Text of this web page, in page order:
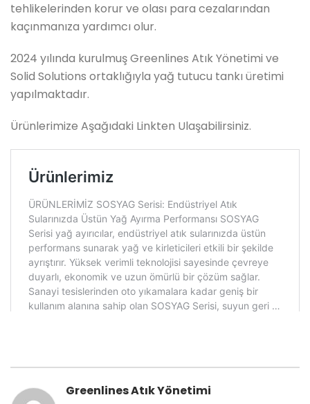
tehlikelerinden korur ve olası para cezalarından
kaçınmanıza yardımcı olur.
2024 yılında kurulmuş Greenlines Atık Yönetimi ve
Solid Solutions ortaklığıyla yağ tutucu tankı üretimi
yapılmaktadır.
Ürünlerimize Aşağıdaki Linkten Ulaşabilirsiniz.
Greenlines Atık Yönetimi